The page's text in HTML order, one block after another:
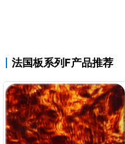
法国板系列F产品推荐